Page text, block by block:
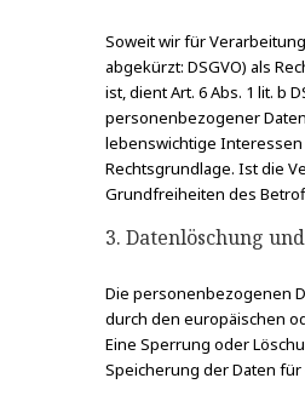
Soweit wir für
abgekürzt: DSGVO) als
ist, dient Art. 6 Abs. 1 lit. b
personenbezogener
lebenswichtige Interessen
Rechtsgrundlage. Ist die
Grundfreiheiten des
3. Datenlöschung
Die personenbezogenen
durch den europäischen
Eine Sperrung oder
Speicherung der Daten